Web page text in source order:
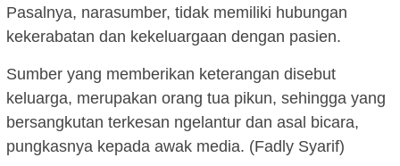
Pasalnya, narasumber, tidak memiliki hubungan
kekerabatan dan kekeluargaan dengan pasien.
Sumber yang memberikan keterangan disebut
keluarga, merupakan orang tua pikun, sehingga yang
bersangkutan terkesan ngelantur dan asal bicara,
pungkasnya kepada awak media. (Fadly Syarif)